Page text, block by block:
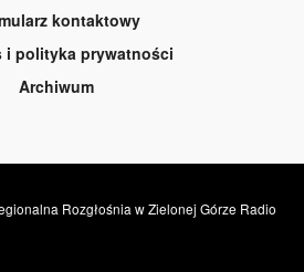
kontaktowy
i polityka prywatności
Archiwum
Rozgłośnia w Zielonej Górze Radio